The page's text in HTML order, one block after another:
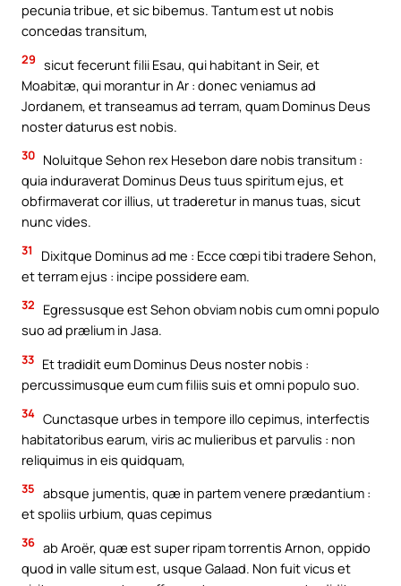
pecunia tribue, et sic bibemus. Tantum est ut nobis
concedas transitum,
29 sicut fecerunt filii Esau, qui habitant in Seir, et
Moabitæ, qui morantur in Ar : donec veniamus ad
Jordanem, et transeamus ad terram, quam Dominus Deus
noster daturus est nobis.
30 Noluitque Sehon rex Hesebon dare nobis transitum :
quia induraverat Dominus Deus tuus spiritum ejus, et
obfirmaverat cor illius, ut traderetur in manus tuas, sicut
nunc vides.
31
Dixitque Dominus ad me : Ecce cœpi tibi tradere Sehon,
et terram ejus : incipe possidere eam.
32
Egressusque est Sehon obviam nobis cum omni populo
suo ad prælium in Jasa.
33 Et tradidit eum Dominus Deus noster nobis :
percussimusque eum cum filiis suis et omni populo suo.
34 Cunctasque urbes in tempore illo cepimus, interfectis
habitatoribus earum, viris ac mulieribus et parvulis : non
reliquimus in eis quidquam,
35 absque jumentis, quæ in partem venere prædantium :
et spoliis urbium, quas cepimus
36 ab Aroër, quæ est super ripam torrentis Arnon, oppido
quod in valle situm est, usque Galaad. Non fuit vicus et